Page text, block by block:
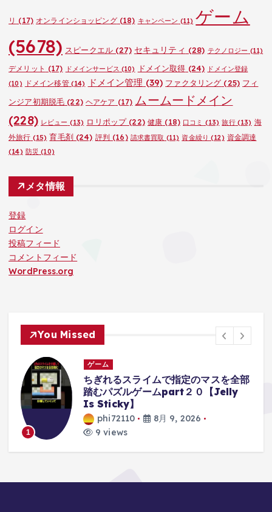
リ (17) オンラインショッピング(18) キャンペーン (11) ゲーム
(5678) スピークエル(27) セキュリティ (28) テクノロジー (11)
デメリット (17) ドメインサービス (10) ドメイン取得 (24) ドメイン登録
(10)
ドメイン移管(14) ドメイン管理 (39) ファクタリング (25) フィ
ンジア初期脱毛 (22) ヘアケア (17) ムームードメイン
(228) レビュー (13) ロリポップ(22) 健康 (18) 口コミ (13) 旅行(13) 海
外旅行 (15) 育毛剤(24) 評判 (16) 請求書買取 (11) 資金繰り (12) 資金調達
(14) 防災 (10)
メタ情報
登録
ログイン
投稿フィード
コメントフィード
WordPress.org
You Missed
1
ゲーム
ちぎれるスライムで指定のマスを全部
踏むパズルゲームpart２０【Jelly
Is Sticky】
phi72110
8月 9, 2026
9 views